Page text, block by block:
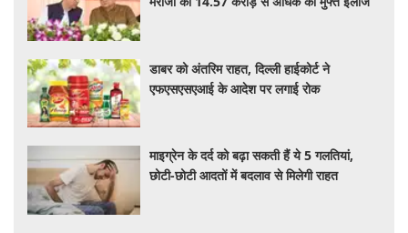
डाबर को अंतरिम राहत, दिल्ली हाईकोर्ट ने
एफएसएसएआई के आदेश पर लगाई रोक
माइग्रेन के दर्द को बढ़ा सकती हैं ये 5 गलतियां,
छोटी-छोटी आदतों में बदलाव से मिलेगी राहत